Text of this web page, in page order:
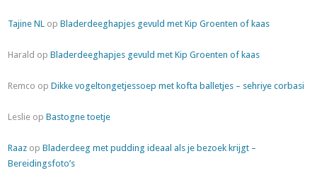
Tajine NL opBladerdeeghapjes gevuld met Kip Groenten of kaas
Harald opBladerdeeghapjes gevuld met Kip Groenten of kaas
Remco opDikke vogeltongetjessoep met kofta balletjes – sehriye corbasi
Leslie opBastogne toetje
Raaz opBladerdeeg met pudding ideaal als je bezoek krijgt –
Bereidingsfoto’s